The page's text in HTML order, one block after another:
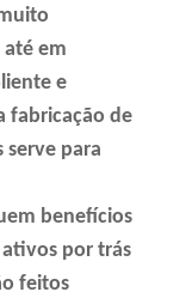
em
e
fabricação de
serve para
benefícios
por trás
feitos